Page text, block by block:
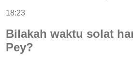
18:23
Bilakah waktu solat
Pey?